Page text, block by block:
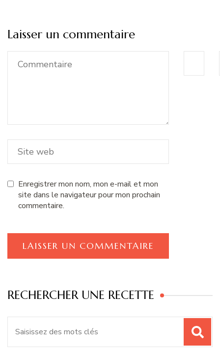
Laisser un commentaire
Enregistrer mon nom, mon e-mail et mon
site dans le navigateur pour mon prochain
commentaire.
RECHERCHER UNE RECETTE